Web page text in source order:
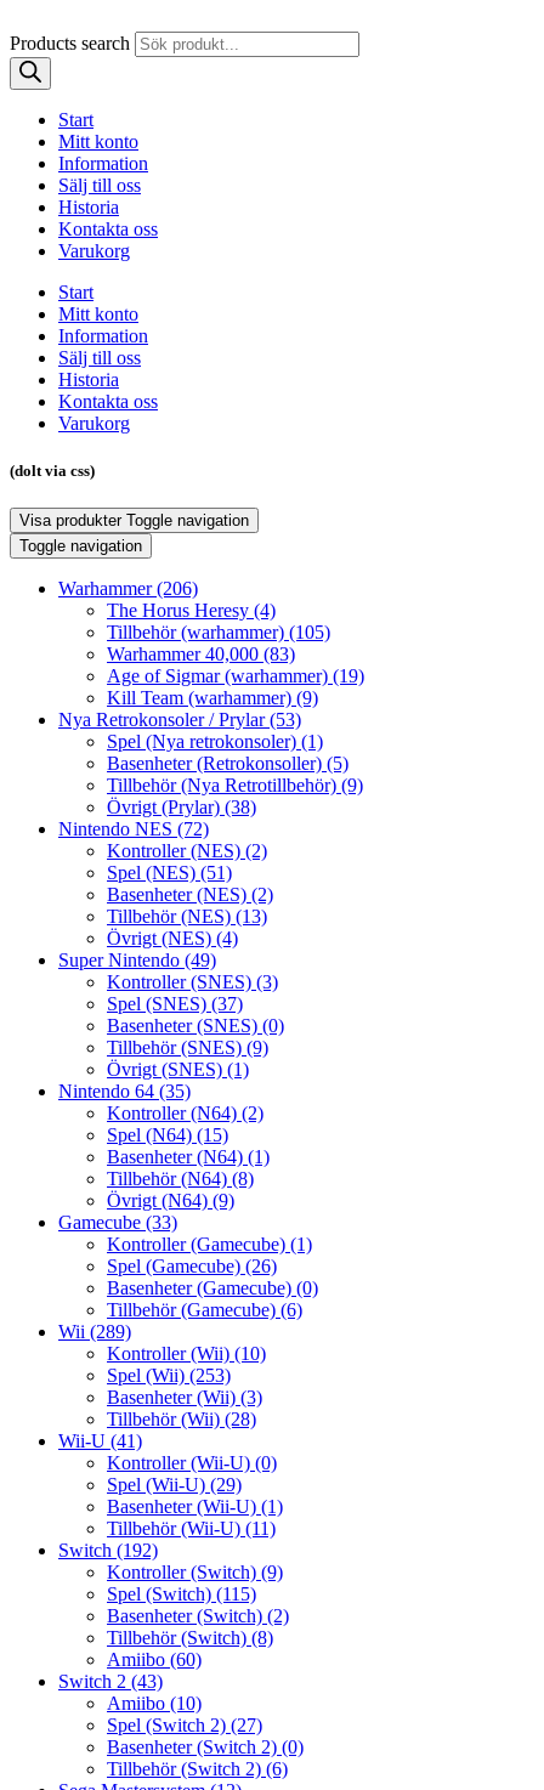
Products search
Start
Mitt konto
Information
Sälj till oss
Historia
Kontakta oss
Varukorg
Start
Mitt konto
Information
Sälj till oss
Historia
Kontakta oss
Varukorg
(dolt via css)
Visa produkter Toggle navigation
Toggle navigation
Warhammer(206)
The Horus Heresy (4)
Tillbehör (warhammer) (105)
Warhammer 40,000 (83)
Age of Sigmar (warhammer) (19)
Kill Team (warhammer) (9)
Nya Retrokonsoler / Prylar(53)
Spel (Nya retrokonsoler) (1)
Basenheter (Retrokonsoller) (5)
Tillbehör (Nya Retrotillbehör) (9)
Övrigt (Prylar) (38)
Nintendo NES (72)
Kontroller (NES) (2)
Spel (NES) (51)
Basenheter (NES) (2)
Tillbehör (NES) (13)
Övrigt (NES) (4)
Super Nintendo (49)
Kontroller (SNES) (3)
Spel (SNES) (37)
Basenheter (SNES) (0)
Tillbehör (SNES) (9)
Övrigt (SNES) (1)
Nintendo 64 (35)
Kontroller (N64) (2)
Spel (N64) (15)
Basenheter (N64) (1)
Tillbehör (N64) (8)
Övrigt (N64) (9)
Gamecube (33)
Kontroller (Gamecube) (1)
Spel (Gamecube) (26)
Basenheter (Gamecube) (0)
Tillbehör (Gamecube) (6)
Wii (289)
Kontroller (Wii) (10)
Spel (Wii) (253)
Basenheter (Wii) (3)
Tillbehör (Wii) (28)
Wii-U (41)
Kontroller (Wii-U) (0)
Spel (Wii-U) (29)
Basenheter (Wii-U) (1)
Tillbehör (Wii-U) (11)
Switch (192)
Kontroller (Switch) (9)
Spel (Switch) (115)
Basenheter (Switch) (2)
Tillbehör (Switch) (8)
Amiibo (60)
Switch 2 (43)
Amiibo (10)
Spel (Switch 2) (27)
Basenheter (Switch 2) (0)
Tillbehör (Switch 2) (6)